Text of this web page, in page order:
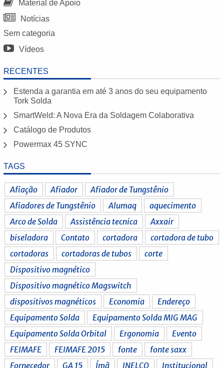
Material de Apoio
Notícias
Sem categoria
Vídeos
RECENTES
Estenda a garantia em até 3 anos do seu equipamento
Tork Solda
SmartWeld: A Nova Era da Soldagem Colaborativa
Catálogo de Produtos
Powermax 45 SYNC
TAGS
Afiação Afiador
Afiador de Tungstênio
Afiadores de Tungstênio
Alumaq
aquecimento
Arco de Solda
Assistência tecnica
Axxair
biseladora
Contato cortadora
cortadora de tubo
cortadoras
cortadoras de tubos
corte
Dispositivo magnético
Dispositivo magnético Magswitch
dispositivos magnéticos
Economia
Endereço
Equipamento Solda
Equipamento Solda MIG MAG
Equipamento Solda Orbital
Ergonomia
Evento
FEIMAFE
FEIMAFE 2015 fonte
fonte saxx
Fornecedor
GA 15 Ímã INELCO
Institucional